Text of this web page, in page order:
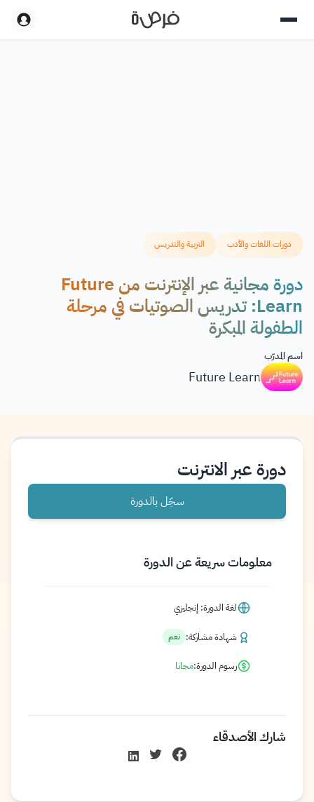
دورات اللغات والأدب التربية والتدريس
دورة مجانية عبر الإنترنت من Future
Learn: تدريس الصوتيات في مرحلة
الطفولة المبكرة
اسم المدرّب
Future Learn
دورة عبر الانترنت
سجّل بالدورة
معلومات سريعة عن الدورة
لغة الدورة: إنجليزي
شهادة مشاركة: نعم
رسوم الدورة:مجانا
شارك الأصدقاء